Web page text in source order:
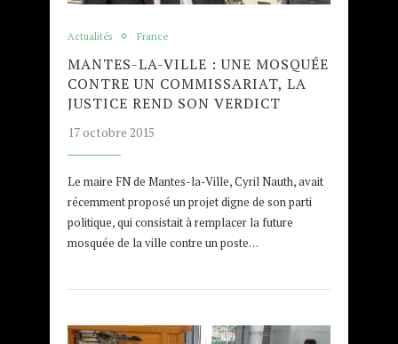
Actualités France
MANTES-LA-VILLE : UNE MOSQUÉE
CONTRE UN COMMISSARIAT, LA
JUSTICE REND SON VERDICT
17 octobre 2015
Le maire FN de Mantes-la-Ville, Cyril Nauth, avait
récemment proposé un projet digne de son parti
politique, qui consistait à remplacer la future
mosquée de la ville contre un poste…